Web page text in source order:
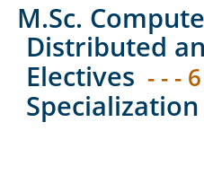
M.Sc.
Distributed
Electives - - - 6
Specialization